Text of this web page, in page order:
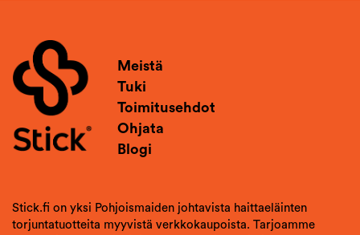
Meistä
Tuki
Toimitusehdot
Ohjata
Blogi
Stick.fi on yksi Pohjoismaiden johtavista haittaeläinten
torjuntatuotteita myyvistä verkkokaupoista. Tarjoamme